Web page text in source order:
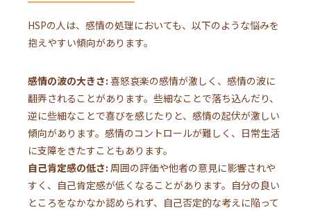
HSPの人は、感情の処理においても、以下のような悩みを
抱えやすい傾向があります。
感情の波の大きさ: 喜怒哀楽の感情が激しく、感情の波に
翻弄されることがあります。些細なことで落ち込んだり、
逆に些細なことで喜びを感じたりと、感情の起伏が激しい
傾向があります。感情のコントロールが難しく、日常生活
に支障をきたすこともあります。
自己肯定感の低さ: 周囲の評価や他者の意見に影響されや
すく、自己肯定感が低くなることがあります。自分の良い
ところをなかなか認められず、自己否定的な考えに陥って